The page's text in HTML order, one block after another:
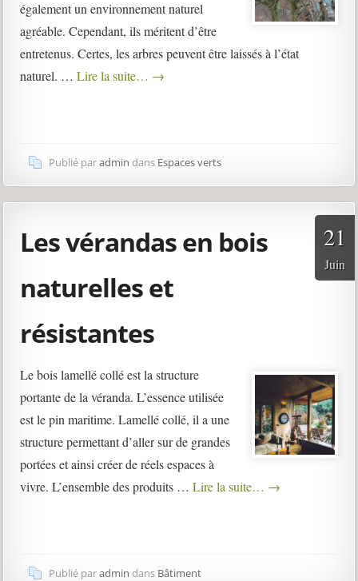
également un environnement naturel
agréable. Cependant, ils méritent d’être
entretenus. Certes, les arbres peuvent être laissés à l’état
naturel. …Lire la suite… →
Publié paradmin dans Espaces verts
Les vérandas en bois
naturelles et
résistantes
21
Juin
Le bois lamellé collé est la structure
portante de la véranda. L’essence utilisée
est le pin maritime. Lamellé collé, il a une
structure permettant d’aller sur de grandes
portées et ainsi créer de réels espaces à
vivre. L’ensemble des produits …Lire la suite… →
Publié paradmin dans Bâtiment